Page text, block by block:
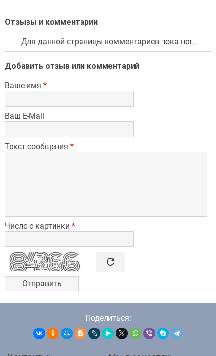
Отзывы и комментарии
Для данной страницы комментариев пока нет.
Добавить отзыв или комментарий
Ваше имя *
Ваш E-Mail
Текст сообщения *
Число с картинки *
 refresh
Поделиться: